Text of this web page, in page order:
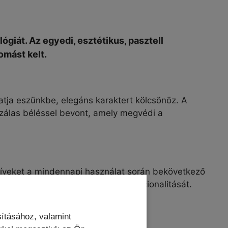
valamint
Az egyedi, esztétikus, pasztell
kelt.
eszünkbe, elegáns karaktert kölcsönöz. A
béléssel bevont, amely megvédi a
a mindennapi használat során bekövetkező
kompatibilis, ami növeli a funkcionalitását.